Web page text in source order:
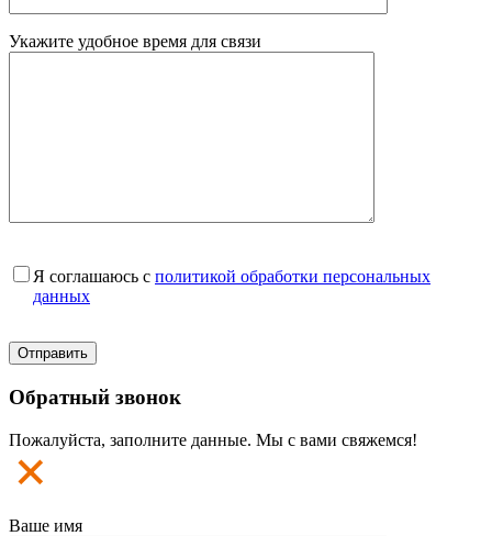
Укажите удобное время для связи
Я соглашаюсь с политикой обработки персональных
данных
Обратный звонок
Пожалуйста, заполните данные. Мы с вами свяжемся!
Ваше имя